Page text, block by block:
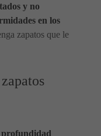
y no
en los
zapatos que le
profundidad